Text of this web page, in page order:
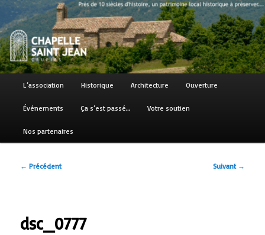
contenu
principalChapelle Saint Jean
Près de 10 siècles d'histoire, un patrimoine local historique à préserver…
L’association Historique Architecture Ouverture
Événements Ça s’est passé… Votre soutien
Nos partenaires
Navigation
← Précédent Suivant →
dsc_0777